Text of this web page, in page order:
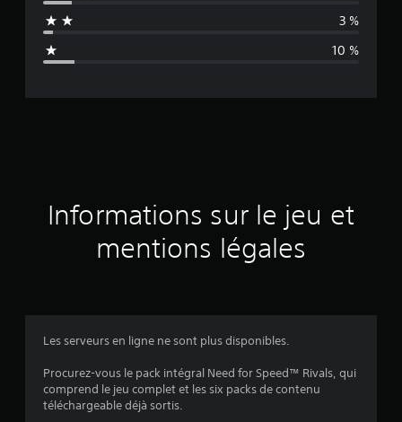
n
d
a
:
3 %
10 %
Informations sur le jeu et
mentions légales
Les serveurs en ligne ne sont plus disponibles.
Procurez-vous le pack intégral Need for Speed™ Rivals, qui
comprend le jeu complet et les six packs de contenu
téléchargeable déjà sortis.